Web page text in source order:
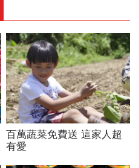
百萬蔬菜免費送 這家人超
有愛